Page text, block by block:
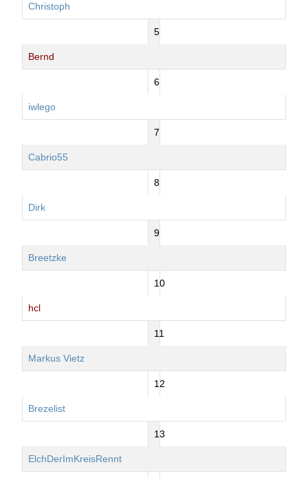
Christoph
5
Bernd
6
iwlego
7
Cabrio55
8
Dirk
9
Breetzke
10
hcl
11
Markus Vietz
12
Brezelist
13
ElchDerImKreisRennt